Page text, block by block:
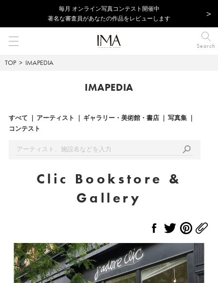
毎⽉ オンライン写真コンテスト開催中
著名な審査員があなたの作品をレビューします
Search
TOP IMAPEDIA
IMAPEDIA
すべて アーティスト ギャラリー・美術館・書店
写真集
コンテスト
Clic Bookstore &
Gallery